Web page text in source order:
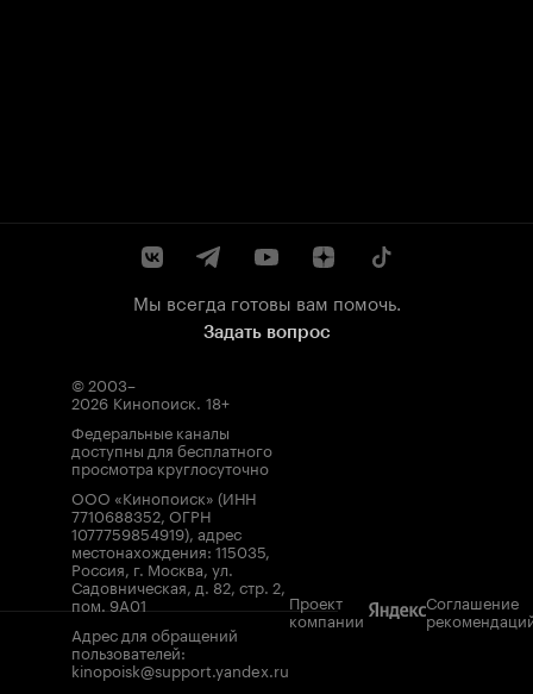
Мы всегда готовы вам помочь.
Задать вопрос
© 2003–
2026 Кинопоиск. 18+
Федеральные каналы
доступны для бесплатного
просмотра круглосуточно
ООО «Кинопоиск» (ИНН
7710688352, ОГРН
1077759854919), адрес
местонахождения: 115035,
Россия, г. Москва, ул.
Садовническая, д. 82, стр. 2,
пом. 9А01
Адрес для обращений
пользователей:
kinopoisk@support.yandex.ru
Проект
компании
Соглашение